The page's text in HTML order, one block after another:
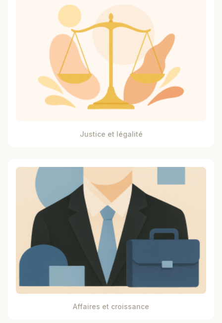
Justice et légalité
Affaires et croissance